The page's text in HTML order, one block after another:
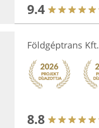
9.4
Földgéptrans Kft.
8.8